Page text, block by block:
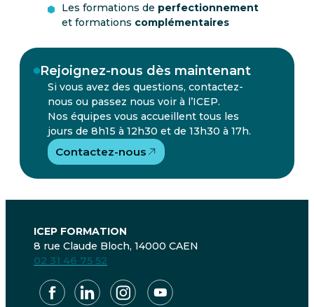
Les formations de perfectionnement
et formations complémentaires
Rejoignez-nous dès maintenant
Si vous avez des questions, contactez-
nous ou passez nous voir à l’ICEP.
Nos équipes vous accueillent tous les
jours de 8h15 à 12h30 et de 13h30 à 17h.
Contactez-nous
ICEP FORMATION
8 rue Claude Bloch, 14000 CAEN
02 31 46 75 52